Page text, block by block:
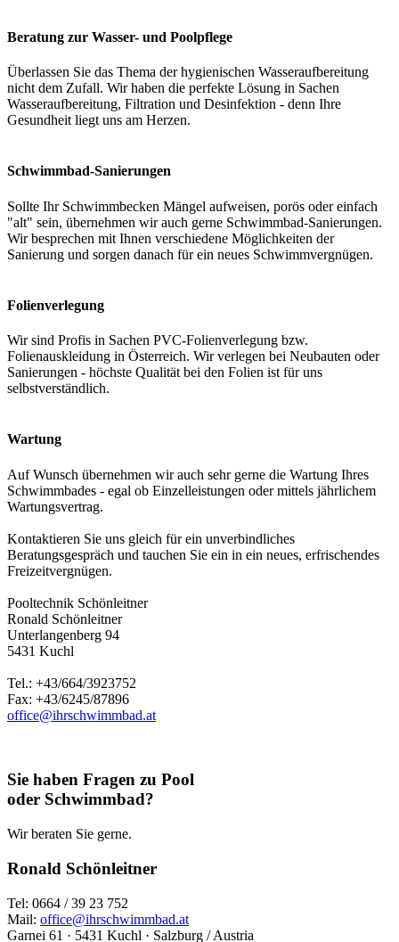
Beratung zur Wasser- und Poolpflege
Überlassen Sie das Thema der hygienischen Wasseraufbereitung
nicht dem Zufall. Wir haben die perfekte Lösung in Sachen
Wasseraufbereitung, Filtration und Desinfektion - denn Ihre
Gesundheit liegt uns am Herzen.
Schwimmbad-Sanierungen
Sollte Ihr Schwimmbecken Mängel aufweisen, porös oder einfach
"alt" sein, übernehmen wir auch gerne Schwimmbad-Sanierungen.
Wir besprechen mit Ihnen verschiedene Möglichkeiten der
Sanierung und sorgen danach für ein neues Schwimmvergnügen.
Folienverlegung
Wir sind Profis in Sachen PVC-Folienverlegung bzw.
Folienauskleidung in Österreich. Wir verlegen bei Neubauten oder
Sanierungen - höchste Qualität bei den Folien ist für uns
selbstverständlich.
Wartung
Auf Wunsch übernehmen wir auch sehr gerne die Wartung Ihres
Schwimmbades - egal ob Einzelleistungen oder mittels jährlichem
Wartungsvertrag.
Kontaktieren Sie uns gleich für ein unverbindliches
Beratungsgespräch und tauchen Sie ein in ein neues, erfrischendes
Freizeitvergnügen.
Pooltechnik Schönleitner
Ronald Schönleitner
Unterlangenberg 94
5431 Kuchl
Tel.: +43/664/3923752
Fax: +43/6245/87896
office@ihrschwimmbad.at
Sie haben Fragen zu Pool
oder Schwimmbad?
Wir beraten Sie gerne.
Ronald Schönleitner
Tel: 0664 / 39 23 752
Mail: office@ihrschwimmbad.at
Garnei 61 · 5431 Kuchl · Salzburg / Austria